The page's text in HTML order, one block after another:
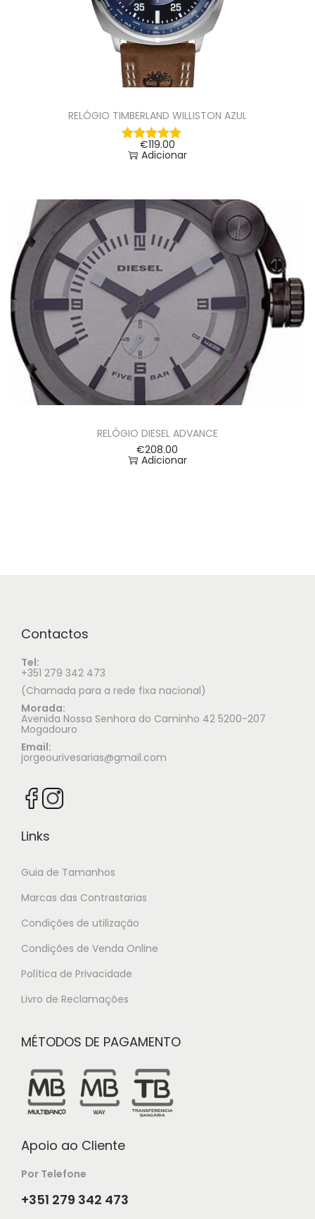
RELÓGIO TIMBERLAND WILLISTON AZUL
€119.00
Adicionar
RELÓGIO DIESEL ADVANCE
€208.00
Adicionar
Contactos
Tel:
+351 279 342 473
(Chamada para a rede fixa nacional)
Morada:
Avenida Nossa Senhora do Caminho 42 5200-207
Mogadouro
Email:
jorgeourivesarias@gmail.com
Links
Guia de Tamanhos
Marcas das Contrastarias
Condições de utilização
Condições de Venda Online
Política de Privacidade
Livro de Reclamações
MÉTODOS DE PAGAMENTO
Apoio ao Cliente
Por Telefone
+351 279 342 473